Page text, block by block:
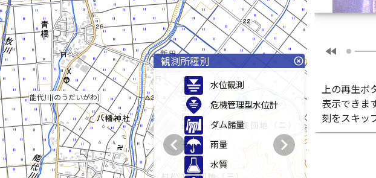
能代川(のうだいがわ)
観測所種別 highlight_off
水位観測
危機管理型水位計
ダム諸量
雨量
水質
chevron_left chevron_right
fast_rewind
上の再生ボ
表示できま
刻をスキッ